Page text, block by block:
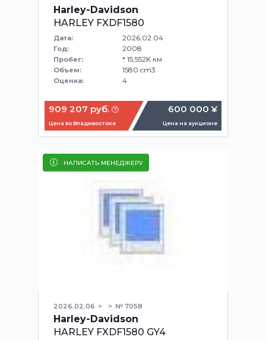
Harley-Davidson
HARLEY FXDF1580
Дата: 2026.02.04
Год: 2008
Пробег: * 15,552K км
Объем: 1580 cm3
Оценка: 4
909 207 руб.
Цена во Владивостоке
600 000 ¥
Цена на аукционе
НАПИСАТЬ МЕНЕДЖЕРУ
2026.02.06 № 7058
Harley-Davidson
HARLEY FXDF1580 GY4